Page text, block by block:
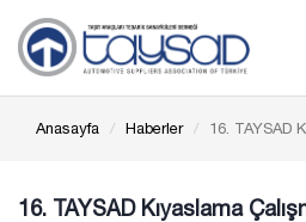
Anasayfa Haberler 16. TAYSAD
16. TAYSAD Kıyaslama